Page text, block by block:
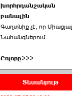
խորհրդանշական
բանալին
Գաղտնիք չէ, որ Միացյալ
Նահանգներում
Բոլորը>>>
Տեսանյութ